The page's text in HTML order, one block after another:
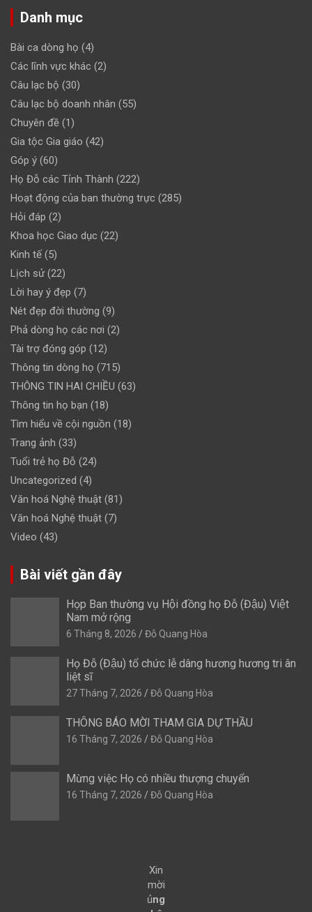
Danh mục
Bài ca dòng họ (4)
Các lĩnh vực khác (2)
Câu lạc bộ (30)
Câu lạc bộ doanh nhân (55)
Chuyên đề (1)
Gia tộc Gia giáo (42)
Góp ý (60)
Họ Đỗ các Tỉnh Thành (222)
Hoạt động của ban thường trực (285)
Hỏi đáp (2)
Khoa học Giao dục (22)
Kinh tế(5)
Lịch sử(22)
Lời hay ý đẹp (7)
Nét đẹp đời thường (9)
Phả dòng họ các nơi (2)
Tài trợ đóng góp (12)
Thông tin dòng họ (715)
THÔNG TIN HAI CHIỀU (63)
Thông tin họ bạn (18)
Tìm hiểu về cội nguồn (18)
Trang ảnh (33)
Tuổi trẻ họ Đỗ (24)
Uncategorized (4)
Văn hoá Nghệ thuật (81)
Văn hoá Nghệ thuật (7)
Video (43)
Bài viết gần đây
Họp Ban thường vụ Hội đồng họ Đỗ (Đậu) Việt
Nam mở rộng
6 Tháng 8, 2026 Đỗ Quang Hòa
Họ Đỗ (Đậu) tổ chức lễ dâng hương hương tri ân
liệt sĩ
27 Tháng 7, 2026 Đỗ Quang Hòa
THÔNG BÁO MỜI THAM GIA DỰ THẦU
16 Tháng 7, 2026 Đỗ Quang Hòa
Mừng việc Họ có nhiều thượng chuyển
16 Tháng 7, 2026 Đỗ Quang Hòa
Xin
mời
ủng